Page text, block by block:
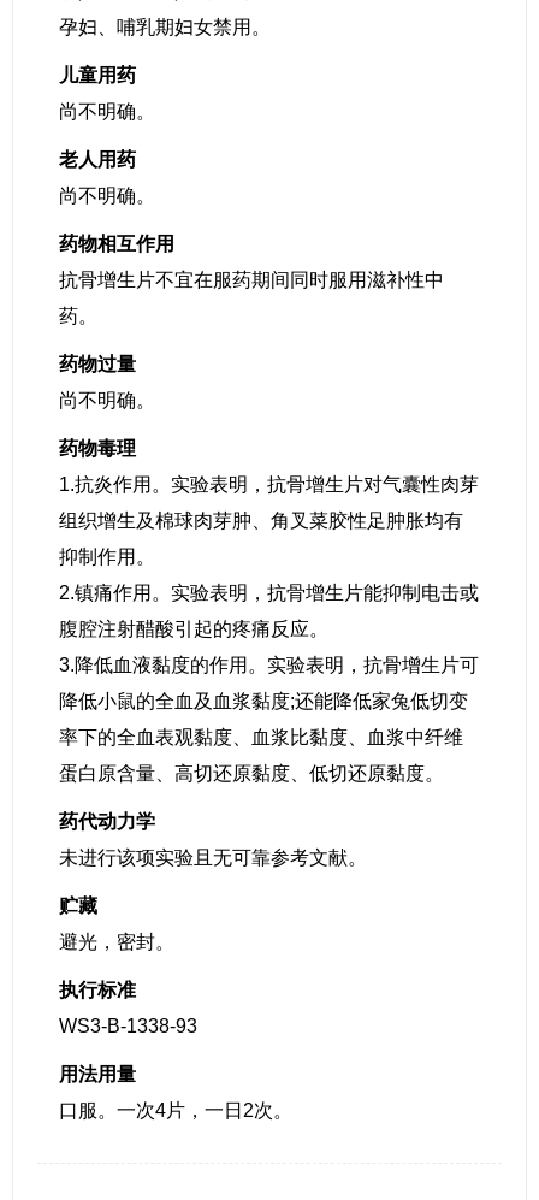
孕妇、哺乳期妇女禁用。
儿童用药
尚不明确。
老人用药
尚不明确。
药物相互作用
抗骨增生片不宜在服药期间同时服用滋补性中
药。
药物过量
尚不明确。
药物毒理
1.抗炎作用。实验表明，抗骨增生片对气囊性肉芽
组织增生及棉球肉芽肿、角叉菜胶性足肿胀均有
抑制作用。
2.镇痛作用。实验表明，抗骨增生片能抑制电击或
腹腔注射醋酸引起的疼痛反应。
3.降低血液黏度的作用。实验表明，抗骨增生片可
降低小鼠的全血及血浆黏度;还能降低家兔低切变
率下的全血表观黏度、血浆比黏度、血浆中纤维
蛋白原含量、高切还原黏度、低切还原黏度。
药代动力学
未进行该项实验且无可靠参考文献。
贮藏
避光，密封。
执行标准
WS3-B-1338-93
用法用量
口服。一次4片，一日2次。